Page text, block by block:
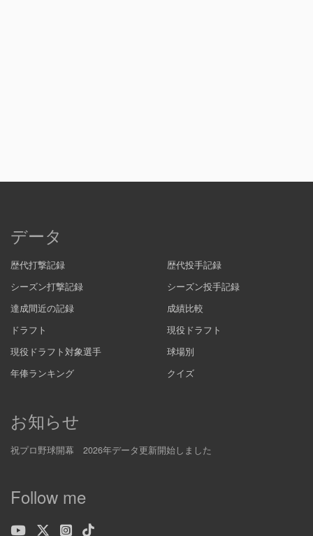
データ
歴代打撃記録
歴代投手記録
シーズン打撃記録
シーズン投手記録
達成間近の記録
成績比較
ドラフト
現役ドラフト
現役ドラフト対象選手
球場別
年俸ランキング
クイズ
お知らせ
祝プロ野球開幕 2026年データ更新開始しました
Follow me